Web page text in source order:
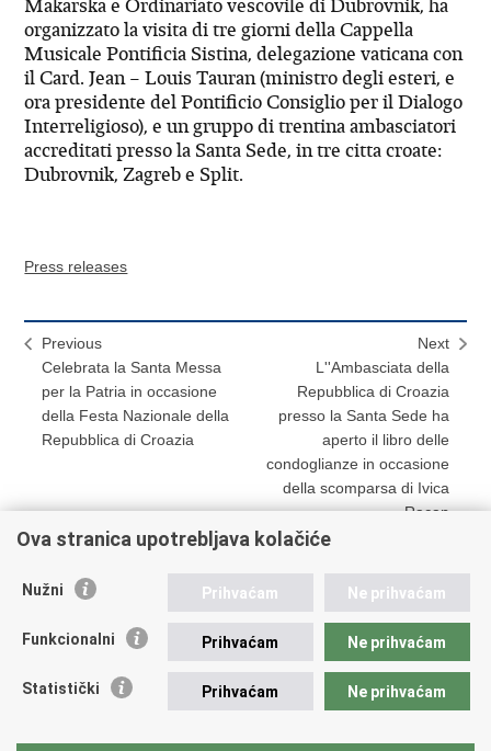
Makarska e Ordinariato vescovile di Dubrovnik, ha
organizzato la visita di tre giorni della Cappella
Musicale Pontificia Sistina, delegazione vaticana con
il Card. Jean – Louis Tauran (ministro degli esteri, e
ora presidente del Pontificio Consiglio per il Dialogo
Interreligioso), e un gruppo di trentina ambasciatori
accreditati presso la Santa Sede, in tre citta croate:
Dubrovnik, Zagreb e Split.
Press releases
Previous
Celebrata la Santa Messa
per la Patria in occasione
della Festa Nazionale della
Repubblica di Croazia
Next
L''Ambasciata della
Repubblica di Croazia
presso la Santa Sede ha
aperto il libro delle
condoglianze in occasione
della scomparsa di Ivica
Racan
this
on
on
REPUBLIC OF CROATIA Ministry of Foreign and European
4569 964 faks: +385 (0)1 4551 795, +385 (0)1 4920 149 E-
Ova stranica upotrebljava kolačiće
Nužni Prihvaćam Ne prihvaćam
Funkcionalni Prihvaćam Ne prihvaćam
Statistički Prihvaćam Ne prihvaćam